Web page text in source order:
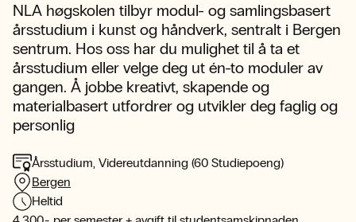
NLA høgskolen tilbyr modul- og samlingsbasert
årsstudium i kunst og håndverk, sentralt i Bergen
sentrum. Hos oss har du mulighet til å ta et
årsstudium eller velge deg ut én-to moduler av
gangen. Å jobbe kreativt, skapende og
materialbasert utfordrer og utvikler deg faglig og
personlig
Årsstudium, Videreutdanning (60 Studiepoeng)
Bergen
Heltid